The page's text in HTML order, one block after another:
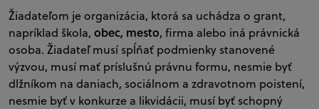
Žiadateľom je organizácia, ktorá sa uchádza o grant,
napríklad škola, obec, mesto, firma alebo iná právnická
osoba. Žiadateľ musí spĺňať podmienky stanovené
výzvou, musí mať príslušnú právnu formu, nesmie byť
dlžníkom na daniach, sociálnom a zdravotnom poistení,
nesmie byť v konkurze a likvidácii, musí byť schopný